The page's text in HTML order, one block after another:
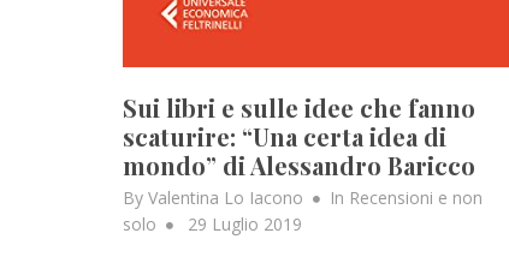
Sui libri e sulle idee che fanno
scaturire: “Una certa idea di
mondo” di Alessandro Baricco
By Valentina Lo Iacono In Recensioni e non
solo
Posted
29 Luglio 2019